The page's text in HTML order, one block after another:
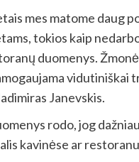
mes matome daug
tokios kaip
duomenys.
vidutiniškai
Janevskis.
rodo, jog
kavinėse ar